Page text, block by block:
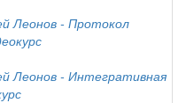
Леонов - Протокол
Леонов - Интегративная